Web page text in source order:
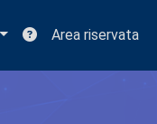
Area riservata